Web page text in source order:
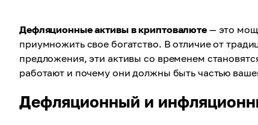
Дефляционные активы в криптовалюте— это
приумножить свое богатство. В отличие от
предложения, эти активы со временем
работают и почему они должны быть частью
Дефляционный и